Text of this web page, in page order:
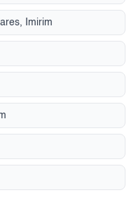
Imirim